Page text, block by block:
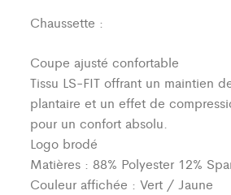
Chaussette :
Coupe ajusté confortable
Tissu LS-FIT offrant un maintien
plantaire et un effet de
pour un confort absolu.
Logo brodé
Matières : 88% Polyester 12%
Couleur affichée : Vert / Jaune